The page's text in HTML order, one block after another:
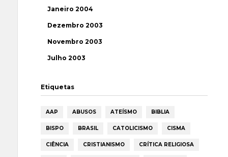
Janeiro 2004
Dezembro 2003
Novembro 2003
Julho 2003
Etiquetas
AAP ABUSOS ATEÍSMO BIBLIA
BISPO BRASIL CATOLICISMO CISMA
CIÊNCIA CRISTIANISMO CRÍTICA RELIGIOSA